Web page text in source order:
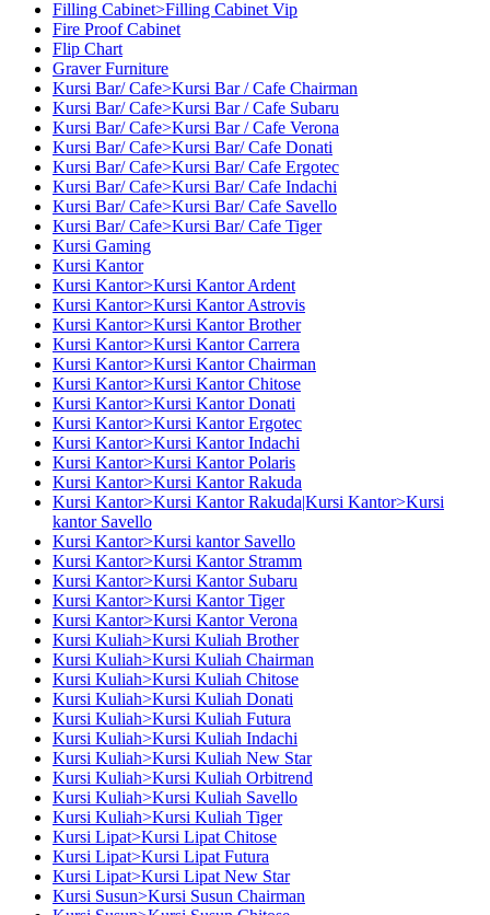
Filling Cabinet>Filling Cabinet Vip
Fire Proof Cabinet
Flip Chart
Graver Furniture
Kursi Bar/ Cafe>Kursi Bar / Cafe Chairman
Kursi Bar/ Cafe>Kursi Bar / Cafe Subaru
Kursi Bar/ Cafe>Kursi Bar / Cafe Verona
Kursi Bar/ Cafe>Kursi Bar/ Cafe Donati
Kursi Bar/ Cafe>Kursi Bar/ Cafe Ergotec
Kursi Bar/ Cafe>Kursi Bar/ Cafe Indachi
Kursi Bar/ Cafe>Kursi Bar/ Cafe Savello
Kursi Bar/ Cafe>Kursi Bar/ Cafe Tiger
Kursi Gaming
Kursi Kantor
Kursi Kantor>Kursi Kantor Ardent
Kursi Kantor>Kursi Kantor Astrovis
Kursi Kantor>Kursi Kantor Brother
Kursi Kantor>Kursi Kantor Carrera
Kursi Kantor>Kursi Kantor Chairman
Kursi Kantor>Kursi Kantor Chitose
Kursi Kantor>Kursi Kantor Donati
Kursi Kantor>Kursi Kantor Ergotec
Kursi Kantor>Kursi Kantor Indachi
Kursi Kantor>Kursi Kantor Polaris
Kursi Kantor>Kursi Kantor Rakuda
Kursi Kantor>Kursi Kantor Rakuda|Kursi Kantor>Kursi
kantor Savello
Kursi Kantor>Kursi kantor Savello
Kursi Kantor>Kursi Kantor Stramm
Kursi Kantor>Kursi Kantor Subaru
Kursi Kantor>Kursi Kantor Tiger
Kursi Kantor>Kursi Kantor Verona
Kursi Kuliah>Kursi Kuliah Brother
Kursi Kuliah>Kursi Kuliah Chairman
Kursi Kuliah>Kursi Kuliah Chitose
Kursi Kuliah>Kursi Kuliah Donati
Kursi Kuliah>Kursi Kuliah Futura
Kursi Kuliah>Kursi Kuliah Indachi
Kursi Kuliah>Kursi Kuliah New Star
Kursi Kuliah>Kursi Kuliah Orbitrend
Kursi Kuliah>Kursi Kuliah Savello
Kursi Kuliah>Kursi Kuliah Tiger
Kursi Lipat>Kursi Lipat Chitose
Kursi Lipat>Kursi Lipat Futura
Kursi Lipat>Kursi Lipat New Star
Kursi Susun>Kursi Susun Chairman